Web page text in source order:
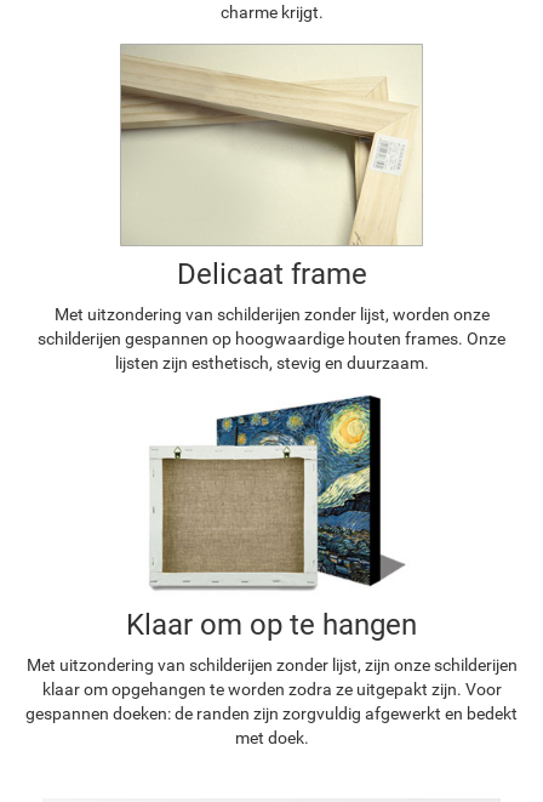
charme krijgt.
Delicaat frame
Met uitzondering van schilderijen zonder lijst, worden onze
schilderijen gespannen op hoogwaardige houten frames. Onze
lijsten zijn esthetisch, stevig en duurzaam.
Klaar om op te hangen
Met uitzondering van schilderijen zonder lijst, zijn onze schilderijen
klaar om opgehangen te worden zodra ze uitgepakt zijn. Voor
gespannen doeken: de randen zijn zorgvuldig afgewerkt en bedekt
met doek.